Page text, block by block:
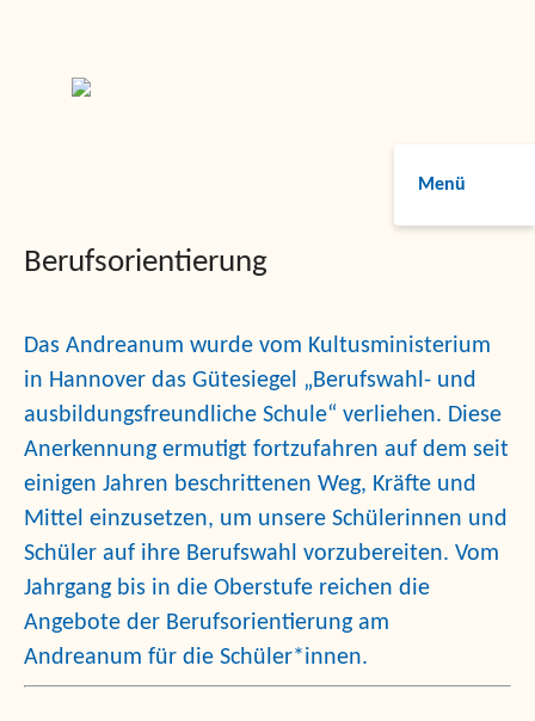
Menü
Berufsorientierung
Das Andreanum wurde vom Kultusministerium
in Hannover das Gütesiegel „Berufswahl- und
ausbildungsfreundliche Schule“ verliehen. Diese
Anerkennung ermutigt fortzufahren auf dem seit
einigen Jahren beschrittenen Weg, Kräfte und
Mittel einzusetzen, um unsere Schülerinnen und
Schüler auf ihre Berufswahl vorzubereiten. Vom
Jahrgang bis in die Oberstufe reichen die
Angebote der Berufsorientierung am
Andreanum für die Schüler*innen.